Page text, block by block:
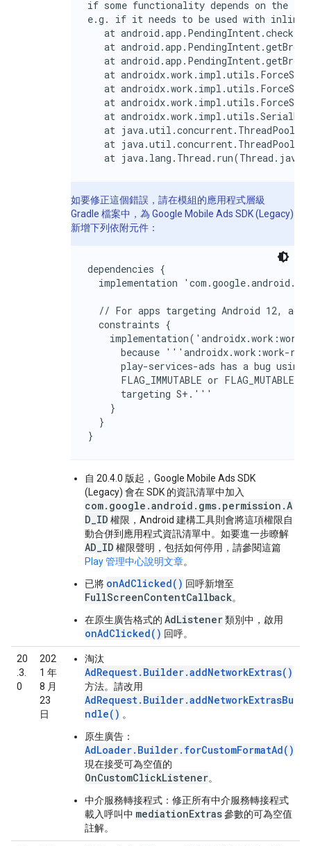
if some functionality depends on the
e.g. if it needs to be used with inline
at
at
at
at
at
at
at
at
at
at
如要修正這個錯誤，請在模組的應用程式層級
Gradle 檔案中，為 Google Mobile Ads SDK (Legacy)
新增下列依附元件：
dependencies {
implementation
// For apps targeting Android 12, add
  constraints {
because '''androidx.work:work-
play-services-ads has a bug using
FLAG_IMMUTABLE or FLAG_MUTABLE
      targeting S+.'''
    }
  }
}
自 20.4.0 版起， Google Mobile Ads SDK
(Legacy) 會在 SDK 的資訊清單中加入
com.google.android.gms.permission.A
D_ID 權限，Android 建構工具則會將這項權限自
動合併到應用程式資訊清單中。如要進一步瞭解
AD_ID 權限聲明，包括如何停用，請參閱這篇
Play 管理中心說明文章。
已將 onAdClicked() 回呼新增至
FullScreenContentCallback。
在原生廣告格式的 AdListener類別中，啟用
onAdClicked() 回呼。
20
.3.
0
202
1 年
8 月
23
日
淘汰
AdRequest.Builder.addNetworkExtras()
方法。請改用
AdRequest.Builder.addNetworkExtrasBu
ndle() 。
原生廣告 ：
AdLoader.Builder.forCustomFormatAd()
現在接受可為空值的
OnCustomClickListener。
中介服務轉接程式 ：修正所有中介服務轉接程式
載入呼叫中 mediationExtras參數的可為空值
註解。